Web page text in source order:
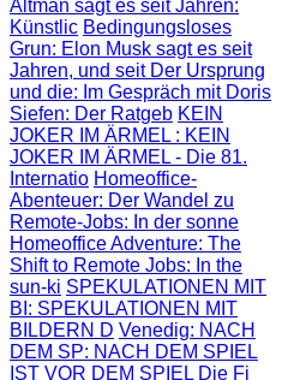
Altman sagt es seit Jahren:
Künstlic Bedingungsloses
Grun: Elon Musk sagt es seit
Jahren, und seit Der Ursprung
und die: Im Gespräch mit Doris
Siefen: Der Ratgeb KEIN
JOKER IM ÄRMEL : KEIN
JOKER IM ÄRMEL - Die 81.
Internatio Homeoffice-
Abenteuer: Der Wandel zu
Remote-Jobs: In der sonne
Homeoffice Adventure: The
Shift to Remote Jobs: In the
sun-ki SPEKULATIONEN MIT
BI : SPEKULATIONEN MIT
BILDERN D Venedig: NACH
DEM SP: NACH DEM SPIEL
IST VOR DEM SPIEL Die Fi